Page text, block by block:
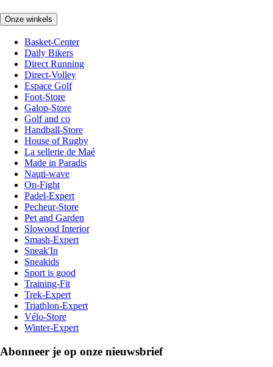
Onze winkels
Basket-Center
Daily Bikers
Direct Running
Direct-Volley
Espace Golf
Foot-Store
Galop-Store
Golf and co
Handball-Store
House of Rugby
La sellerie de Maé
Made in Paradis
Nauti-wave
On-Fight
Padel-Expert
Pecheur-Store
Pet and Garden
Slowood Interior
Smash-Expert
Sneak'In
Sneakids
Sport is good
Training-Fit
Trek-Expert
Triathlon-Expert
Vélo-Store
Winter-Expert
Abonneer je op onze nieuwsbrief